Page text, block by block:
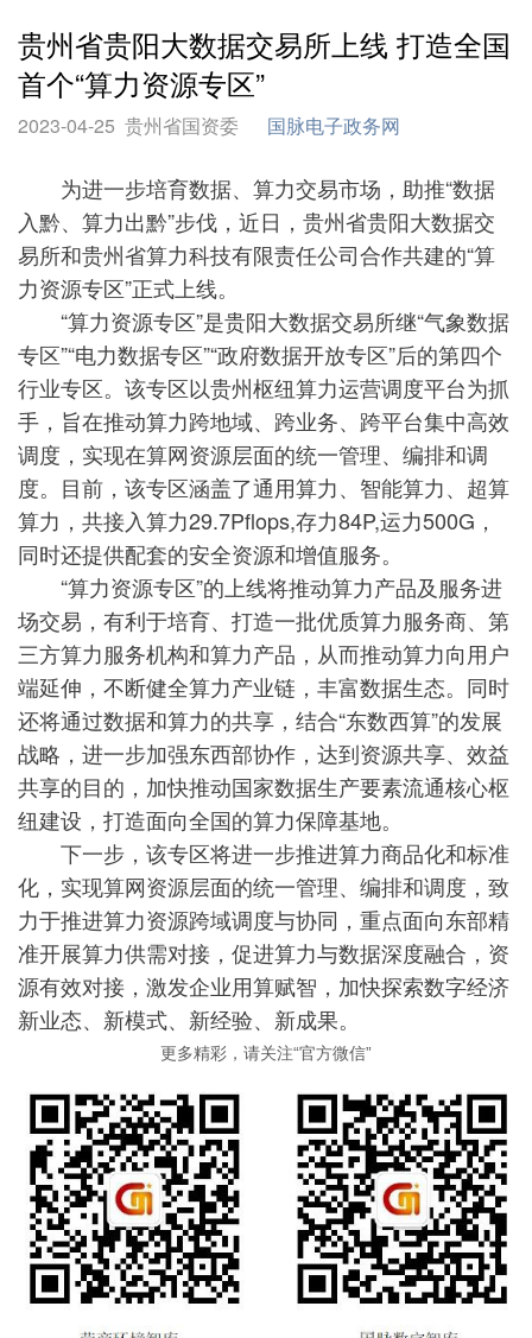
贵州省贵阳大数据交易所上线 打造全国
首个“算力资源专区”
2023-04-25 贵州省国资委 国脉电子政务网
为进一步培育数据、算力交易市场，助推“数据
入黔、算力出黔”步伐，近日，贵州省贵阳大数据交
易所和贵州省算力科技有限责任公司合作共建的“算
力资源专区”正式上线。
“算力资源专区”是贵阳大数据交易所继“气象数据
专区”“电力数据专区”“政府数据开放专区”后的第四个
行业专区。该专区以贵州枢纽算力运营调度平台为抓
手，旨在推动算力跨地域、跨业务、跨平台集中高效
调度，实现在算网资源层面的统一管理、编排和调
度。目前，该专区涵盖了通用算力、智能算力、超算
算力，共接入算力29.7Pflops,存力84P,运力500G，
同时还提供配套的安全资源和增值服务。
“算力资源专区”的上线将推动算力产品及服务进
场交易，有利于培育、打造一批优质算力服务商、第
三方算力服务机构和算力产品，从而推动算力向用户
端延伸，不断健全算力产业链，丰富数据生态。同时
还将通过数据和算力的共享，结合“东数西算”的发展
战略，进一步加强东西部协作，达到资源共享、效益
共享的目的，加快推动国家数据生产要素流通核心枢
纽建设，打造面向全国的算力保障基地。
下一步，该专区将进一步推进算力商品化和标准
化，实现算网资源层面的统一管理、编排和调度，致
力于推进算力资源跨域调度与协同，重点面向东部精
准开展算力供需对接，促进算力与数据深度融合，资
源有效对接，激发企业用算赋智，加快探索数字经济
新业态、新模式、新经验、新成果。
更多精彩，请关注“官方微信”